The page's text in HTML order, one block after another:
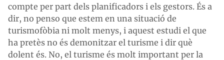
compte per part dels planificadors i els gestors. És a
dir, no penso que estem en una situació de
turismofòbia ni molt menys, i aquest estudi el que
ha pretès no és demonitzar el turisme i dir què
dolent és. No, el turisme és molt important per la